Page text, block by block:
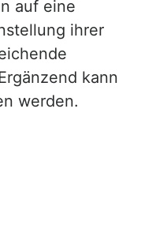
auf eine
ihrer
kann
werden.